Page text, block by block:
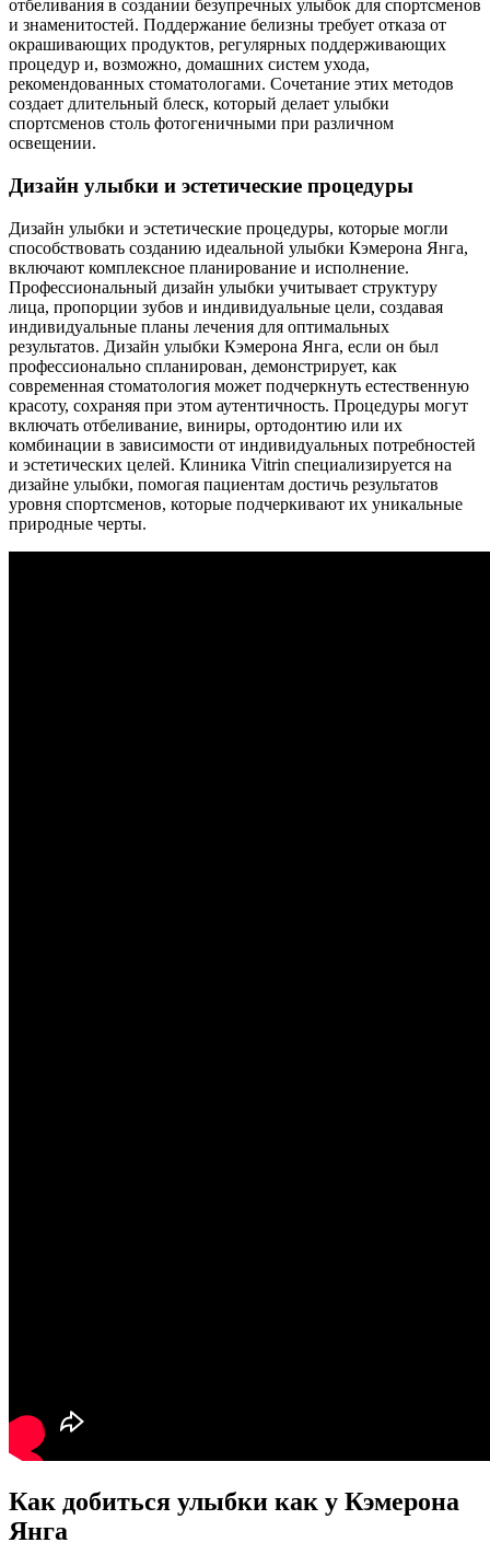
отбеливания в создании безупречных улыбок для спортсменов
и знаменитостей. Поддержание белизны требует отказа от
окрашивающих продуктов, регулярных поддерживающих
процедур и, возможно, домашних систем ухода,
рекомендованных стоматологами. Сочетание этих методов
создает длительный блеск, который делает улыбки
спортсменов столь фотогеничными при различном
освещении.
Дизайн улыбки и эстетические процедуры
Дизайн улыбки и эстетические процедуры, которые могли
способствовать созданию идеальной улыбки Кэмерона Янга,
включают комплексное планирование и исполнение.
Профессиональный дизайн улыбки учитывает структуру
лица, пропорции зубов и индивидуальные цели, создавая
индивидуальные планы лечения для оптимальных
результатов. Дизайн улыбки Кэмерона Янга, если он был
профессионально спланирован, демонстрирует, как
современная стоматология может подчеркнуть естественную
красоту, сохраняя при этом аутентичность. Процедуры могут
включать отбеливание, виниры, ортодонтию или их
комбинации в зависимости от индивидуальных потребностей
и эстетических целей. Клиника Vitrin специализируется на
дизайне улыбки, помогая пациентам достичь результатов
уровня спортсменов, которые подчеркивают их уникальные
природные черты.
Как добиться улыбки как у Кэмерона
Янга